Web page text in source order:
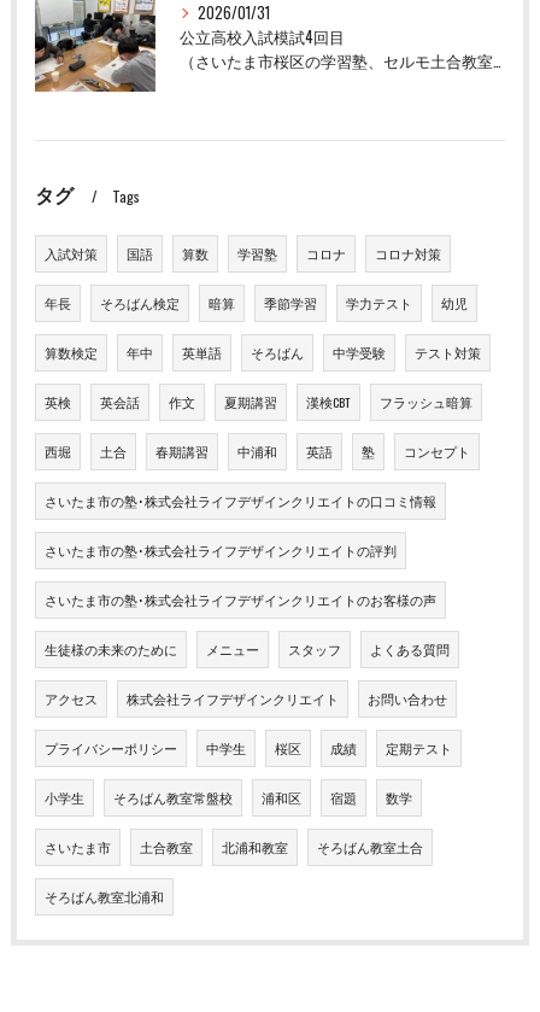
2026/01/31
公立高校入試模試4回目
（さいたま市桜区の学習塾、セルモ土合教室）
タグ Tags
入試対策 国語 算数 学習塾 コロナ コロナ対策
年長 そろばん検定 暗算 季節学習 学力テスト 幼児
算数検定 年中 英単語 そろばん 中学受験 テスト対策
英検 英会話 作文 夏期講習 漢検CBT フラッシュ暗算
西堀 土合 春期講習 中浦和 英語 塾 コンセプト
さいたま市の塾･株式会社ライフデザインクリエイトの口コミ情報
さいたま市の塾･株式会社ライフデザインクリエイトの評判
さいたま市の塾･株式会社ライフデザインクリエイトのお客様の声
生徒様の未来のために メニュー スタッフ よくある質問
アクセス 株式会社ライフデザインクリエイト お問い合わせ
プライバシーポリシー 中学生 桜区 成績 定期テスト
小学生 そろばん教室常盤校 浦和区 宿題 数学
さいたま市 土合教室 北浦和教室 そろばん教室土合
そろばん教室北浦和